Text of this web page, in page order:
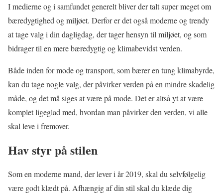
I medierne og i samfundet generelt bliver der talt super meget om
bæredygtighed og miljøet. Derfor er det også moderne og trendy
at tage valg i din dagligdag, der tager hensyn til miljøet, og som
bidrager til en mere bæredygtig og klimabevidst verden.
Både inden for mode og transport, som bærer en tung klimabyrde,
kan du tage nogle valg, der påvirker verden på en mindre skadelig
måde, og det må siges at være på mode. Det er altså yt at være
komplet ligeglad med, hvordan man påvirker den verden, vi alle
skal leve i fremover.
Hav styr på stilen
Som en moderne mand, der lever i år 2019, skal du selvfølgelig
være godt klædt på. Afhængig af din stil skal du klæde dig